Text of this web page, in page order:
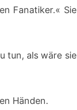
Fanatiker.« Sie
tun, als wäre sie
Händen.